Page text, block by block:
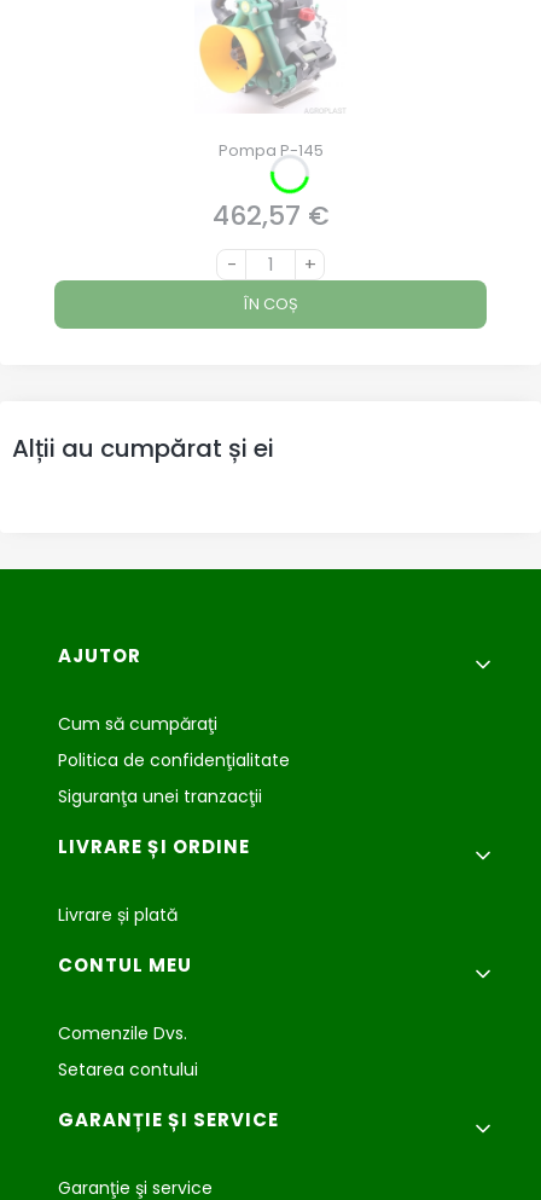
Pompa P-145
Preț
462,57 €
- +
ÎN COȘ
Alții au cumpărat și ei
Meniu subsol
AJUTOR
Cum să cumpăraţi
Politica de confidenţialitate
Siguranţa unei tranzacţii
LIVRARE ȘI ORDINE
Livrare și plată
CONTUL MEU
Comenzile Dvs.
Setarea contului
GARANȚIE ȘI SERVICE
Garanţie şi service